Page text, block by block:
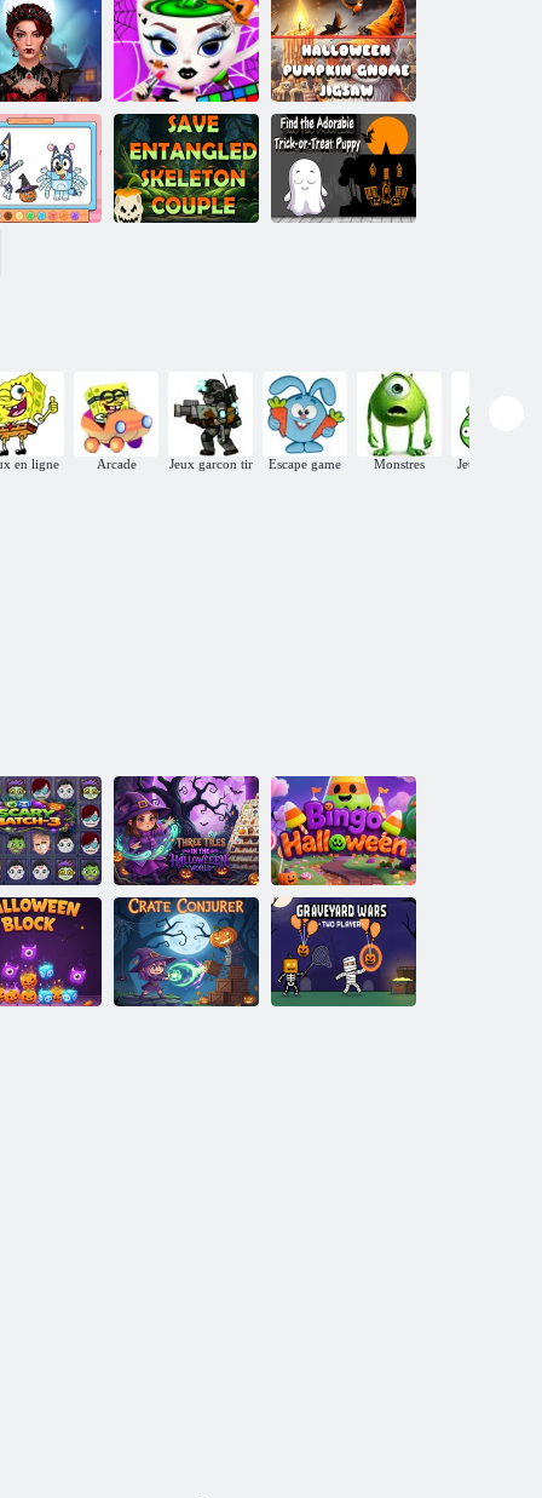
Clever Cia :
Halloween 2048
Puzzle
d'Halloween 3D
Relooking
pour
Livre de
coloriage :
Halloween
Ballerine
Cappuccina
Puzzle Gnome
Citrouille
d'Halloween
en ligne Arcade Jeux garcon tir Escape game Monstres Jeux educatif
Match-3
effrayant
Les trois tuiles
du monde
d'Halloween
Bingo
Halloween